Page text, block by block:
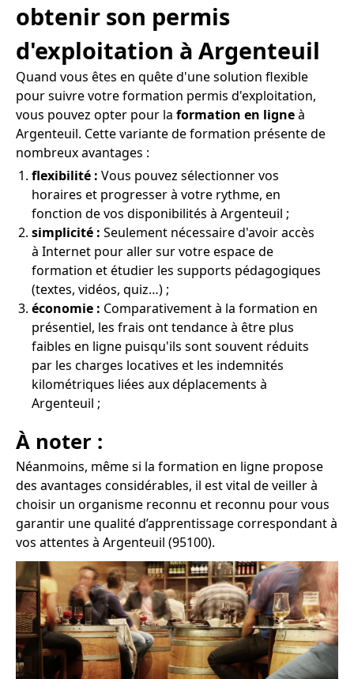
obtenir son permis
d'exploitation à Argenteuil
Quand vous êtes en quête d'une solution flexible
pour suivre votre formation permis d'exploitation,
vous pouvez opter pour la formation en ligneà
Argenteuil. Cette variante de formation présente de
nombreux avantages :
flexibilité : Vous pouvez sélectionner vos
horaires et progresser à votre rythme, en
fonction de vos disponibilités à Argenteuil ;
simplicité : Seulement nécessaire d'avoir accès
à Internet pour aller sur votre espace de
formation et étudier les supports pédagogiques
(textes, vidéos, quiz…) ;
économie : Comparativement à la formation en
présentiel, les frais ont tendance à être plus
faibles en ligne puisqu'ils sont souvent réduits
par les charges locatives et les indemnités
kilométriques liées aux déplacements à
Argenteuil ;
À noter :
Néanmoins, même si la formation en ligne propose
des avantages considérables, il est vital de veiller à
choisir un organisme reconnu et reconnu pour vous
garantir une qualité d’apprentissage correspondant à
vos attentes à Argenteuil (95100).